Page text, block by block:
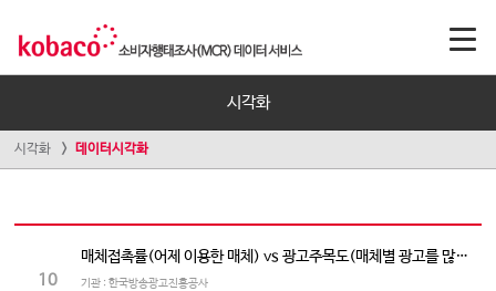
시각화
시각화 데이터시각화
10
매체접촉률(어제 이용한 매체) vs 광고주목도(매체별 광고를 많이 보는/듣는 정도)
기관 : 한국방송광고진흥공사